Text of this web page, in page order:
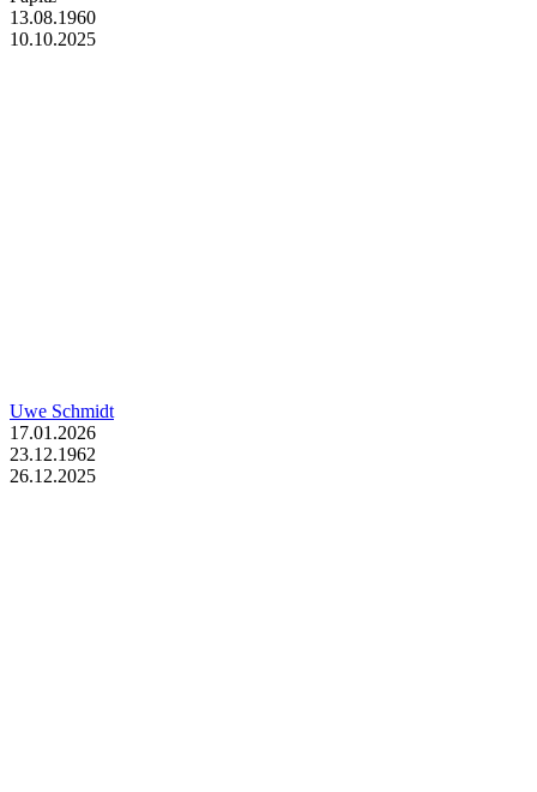
13.08.1960
10.10.2025
Uwe Schmidt
17.01.2026
23.12.1962
26.12.2025